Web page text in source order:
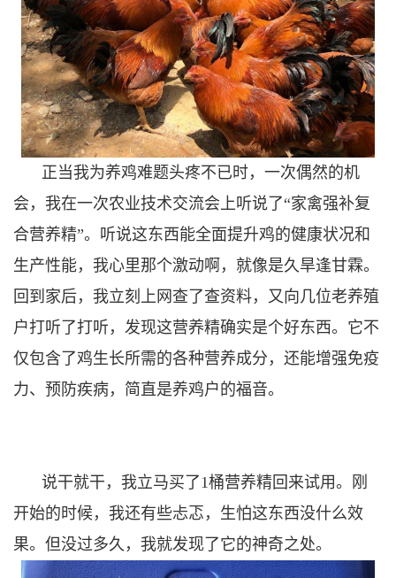
正当我为养鸡难题头疼不已时，一次偶然的机
会，我在一次农业技术交流会上听说了“家禽强补复
合营养精”。听说这东西能全面提升鸡的健康状况和
生产性能，我心里那个激动啊，就像是久旱逢甘霖。
回到家后，我立刻上网查了查资料，又向几位老养殖
户打听了打听，发现这营养精确实是个好东西。它不
仅包含了鸡生长所需的各种营养成分，还能增强免疫
力、预防疾病，简直是养鸡户的福音。
说干就干，我立马买了1桶营养精回来试用。刚
开始的时候，我还有些忐忑，生怕这东西没什么效
果。但没过多久，我就发现了它的神奇之处。